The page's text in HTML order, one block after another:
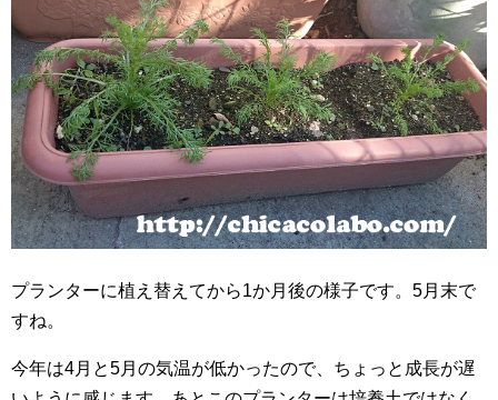
プランターに植え替えてから1か月後の様子です。5月末で
すね。
今年は4月と5月の気温が低かったので、ちょっと成長が遅